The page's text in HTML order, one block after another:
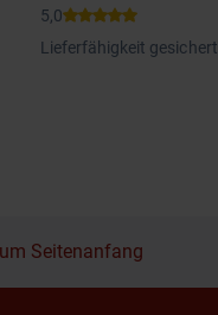
Lieferfähigkeit gesichert
Seitenanfang